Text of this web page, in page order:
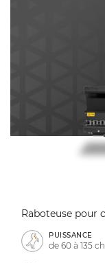
Raboteuse pour
PUISSANCE
de 60 à 135 ch